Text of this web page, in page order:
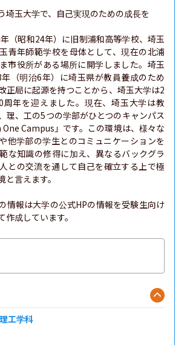
埼玉大学で、自己実現のための成長を
（昭和24年）に旧制浦和高等学校、埼玉
青年師範学校を母体として、現在の北浦
市役所がある場所に開学しました。埼玉
（明治6年）に埼玉県が教員養成のため
正局に起源を持つことから、埼玉大学は2
周年を迎えました。現在、埼玉大学は教
理、工の5つの学部がひとつのキャンパス
Campus」です。この環境は、様々な
他学部の学生とのコミュニケーションを
な知識の修得に加え、異なるバックグラ
との交流を通して自己を確立する上で極
言えます。
情報は大学の公式HPの情報を受験生向け
作成しています。
工学科